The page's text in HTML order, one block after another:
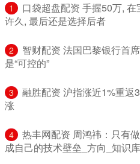
1
口袋超盘配资 手握50万,
许久, 最后还是选择后者
2
智财配资 法国巴黎银行首
是“可控的”
3
融胜配资 沪指涨近1%重返
涨
4
热丰网配资 周鸿祎：只有
成自己的技术壁垒_方向_知识